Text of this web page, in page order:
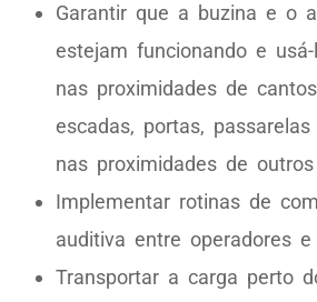
Garantir que a buzina e o
estejam funcionando e
nas proximidades de
escadas, portas,
nas proximidades de
Implementar rotinas de
auditiva entre operadores e
Transportar a carga perto
+